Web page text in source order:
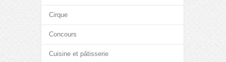
Cirque
Concours
Cuisine et pâtisserie